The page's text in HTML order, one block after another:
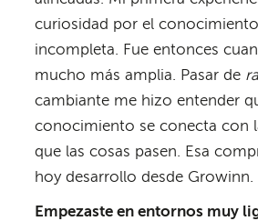
curiosidad por el
incompleta. Fue entonces
mucho más amplia. Pasar de
cambiante me hizo entender
conocimiento se conecta con
que las cosas pasen. Esa
hoy desarrollo desde Growinn.
Empezaste en entornos muy